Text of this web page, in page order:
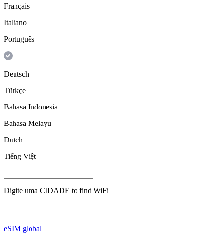
Français
Italiano
Português
Deutsch
Türkçe
Bahasa Indonesia
Bahasa Melayu
Dutch
Tiếng Việt
Digite uma CIDADE to find WiFi
eSIM global